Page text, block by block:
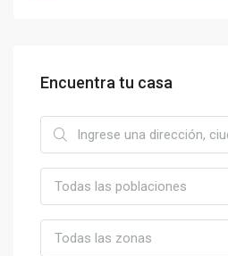
Encuentra tu casa
Todas las poblaciones
Todas las zonas